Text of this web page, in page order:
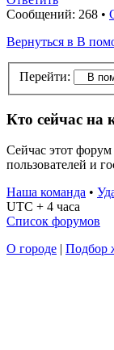
Сообщений: 268 •
Вернуться в В
Перейти:
Кто сейчас на
Сейчас этот
пользователей и
Наша команда •
UTC + 4 часа
Список форумов
О городе | Подбор